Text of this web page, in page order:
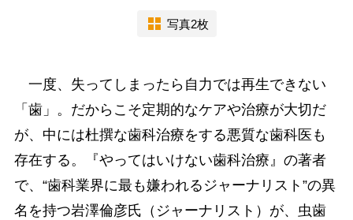
写真2枚
一度、失ってしまったら自力では再生できない
「歯」。だからこそ定期的なケアや治療が大切だ
が、中には杜撰な歯科治療をする悪質な歯科医も
存在する。『やってはいけない歯科治療』の著者
で、“歯科業界に最も嫌われるジャーナリスト”の異
名を持つ岩澤倫彦氏（ジャーナリスト）が、虫歯